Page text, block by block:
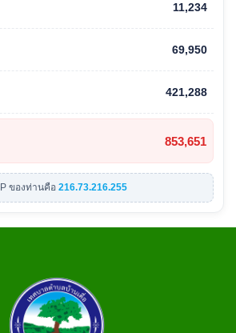
11,234
69,950
421,288
853,651
IP ของท่านคือ 216.73.216.255